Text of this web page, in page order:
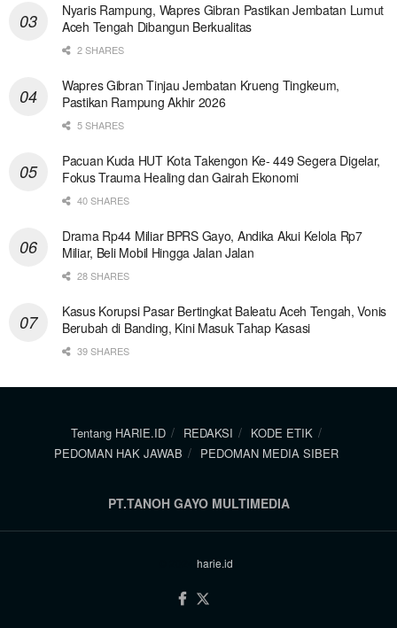
Nyaris Rampung, Wapres Gibran Pastikan Jembatan Lumut
Aceh Tengah Dibangun Berkualitas
2 SHARES
Wapres Gibran Tinjau Jembatan Krueng Tingkeum,
Pastikan Rampung Akhir 2026
5 SHARES
Pacuan Kuda HUT Kota Takengon Ke- 449 Segera Digelar,
Fokus Trauma Healing dan Gairah Ekonomi
40 SHARES
Drama Rp44 Miliar BPRS Gayo, Andika Akui Kelola Rp7
Miliar, Beli Mobil Hingga Jalan Jalan
28 SHARES
Kasus Korupsi Pasar Bertingkat Baleatu Aceh Tengah, Vonis
Berubah di Banding, Kini Masuk Tahap Kasasi
39 SHARES
Tentang HARIE.ID REDAKSI
KODE ETIK
PEDOMAN HAK JAWAB
PEDOMAN MEDIA SIBER
PT.TANOH GAYO MULTIMEDIA
harie.id